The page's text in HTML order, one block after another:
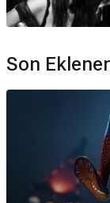
Son